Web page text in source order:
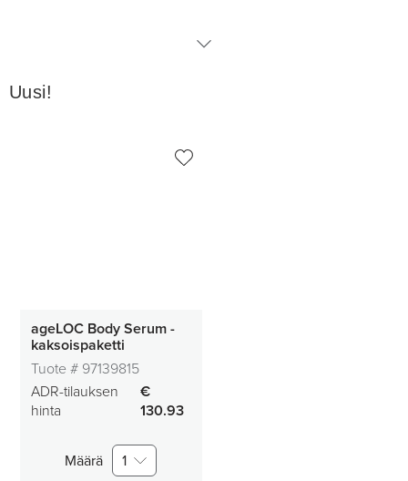
Nu Skin
Uusi!
ageLOC Body Serum -
kaksoispaketti
Tuote # 97139815
ADR-tilauksen
hinta
€
130.93
Määrä 1